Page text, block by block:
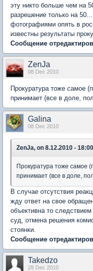
эту никто больше чем на
разрешение только на
фотографиями опять в
известны результаты
Сообщение
ZenJa
08 Dec 2010
Прокуратура тоже самое
принимает (все в доле,
Galina
08 Dec 2010
ZenJa, on 8.12.2010 -
Прокуратура тоже самое
принимает (все в доле,
В случае отсутствия
жду ответ на свое
объективна то
суд, отмена решения
стоянки.
Сообщение
Takedzo
28 Dec 2010